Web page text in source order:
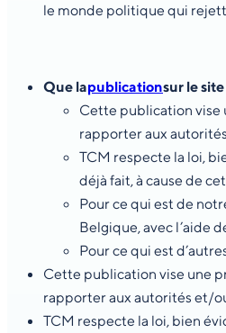
le monde politique qui
Que lapublicationsur le
Cette publication vise
rapporter aux
TCM respecte la loi,
déjà fait, à cause de
Pour ce qui est de
Belgique, avec l’aide
Pour ce qui est
Cette publication vise une
rapporter aux autorités et/
TCM respecte la loi, bien